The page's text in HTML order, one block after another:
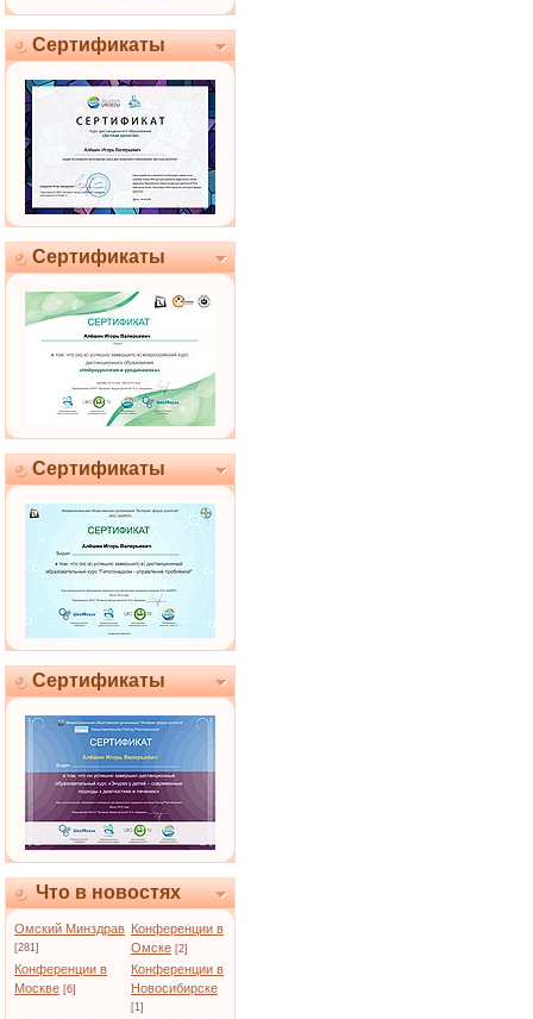
Сертификаты
Сертификаты
Сертификаты
Сертификаты
Что в новостях
Омский Минздрав
[281]
Конференции в
Омске [2]
Конференции в
Москве [6]
Конференции в
Новосибирске
[1]